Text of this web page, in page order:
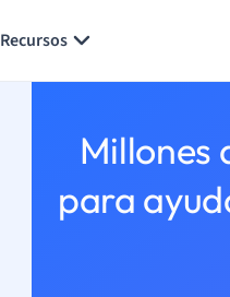
Recursos
Millones
para